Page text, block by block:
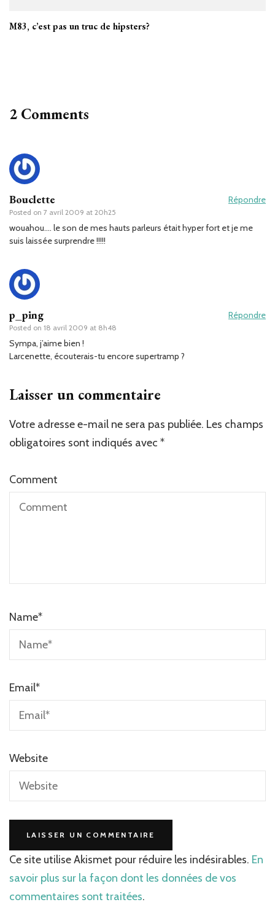
M83, c’est pas un truc de hipsters?
2 Comments
Bouclette
Posted on 7 avril 2009 at 20h25
Répondre
wouahou…. le son de mes hauts parleurs était hyper fort et je me
suis laissée surprendre !!!!!
p_ping
Posted on 18 avril 2009 at 8h48
Répondre
Sympa, j’aime bien !
Larcenette, écouterais-tu encore supertramp ?
Laisser un commentaire
Votre adresse e-mail ne sera pas publiée. Les champs
obligatoires sont indiqués avec *
Comment
Name*
Email*
Website
Ce site utilise Akismet pour réduire les indésirables. En
savoir plus sur la façon dont les données de vos
commentaires sont traitées.